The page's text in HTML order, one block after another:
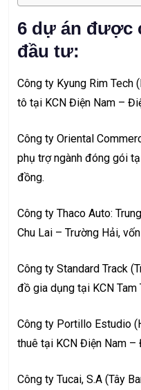
6 dự án được
đầu tư:
Công ty Kyung Rim Tech
tô tại KCN Điện Nam –
Công ty Oriental
phụ trợ ngành đóng gói
đồng.
Công ty Thaco Auto:
Chu Lai – Trường Hải,
Công ty Standard Track
đồ gia dụng tại KCN
Công ty Portillo Estudio
thuê tại KCN Điện Nam
Công ty Tucai, S.A (Tây